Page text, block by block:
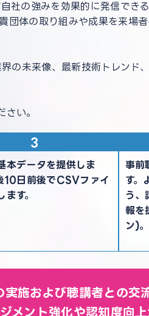
の強みを効果的に発信できる
体の取り組みや成果を来場
の未来像、最新技術トレンド
い。
本データを提供しま
10日前後でCSVファイ
す。
事前
す。
う、
報を
ン)。
実施および聴講者との交
メント強化や認知度向上